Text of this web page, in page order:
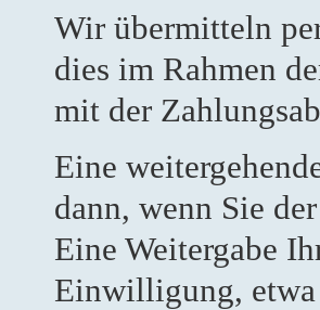
Wir übermitteln
dies im Rahmen
mit der
Eine
dann, wenn Sie
Eine Weitergabe
Einwilligung,